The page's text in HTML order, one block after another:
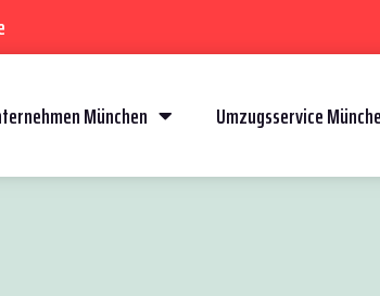
München Umzugsservice